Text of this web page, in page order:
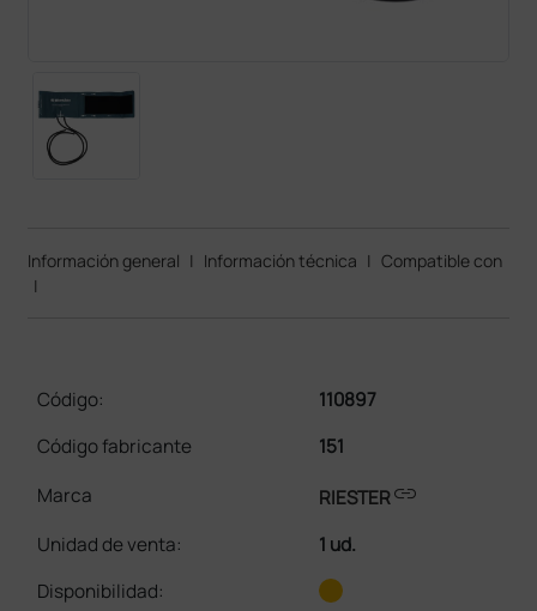
Información general | Información técnica | Compatible con
|
Código:
110897
Código fabricante
151
Marca
RIESTERlink
Unidad de venta:
1 ud.
Disponibilidad: